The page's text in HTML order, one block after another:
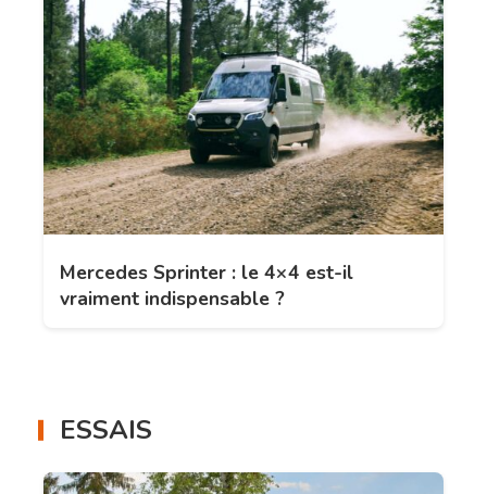
Mercedes Sprinter : le 4×4 est-il
vraiment indispensable ?
ESSAIS